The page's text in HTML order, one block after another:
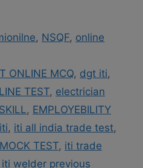
, NSQF, online
ONLINE MCQ, dgt iti,
TEST, electrician
, EMPLOYEBILITY
iti, iti all india trade test,
TEST, iti trade
iti welder previous